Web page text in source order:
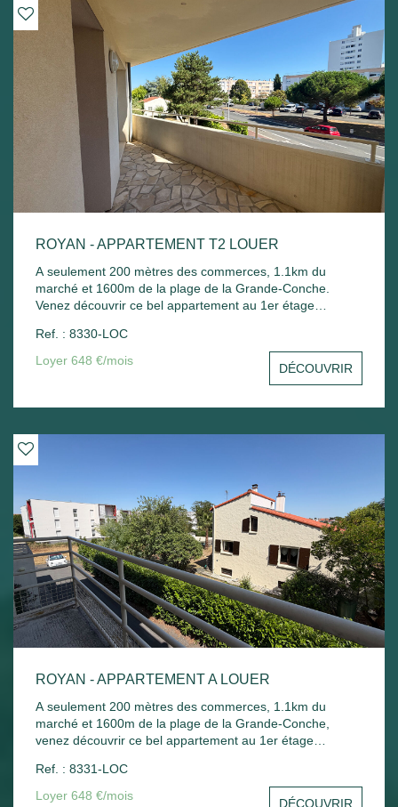
ROYAN - APPARTEMENT T2 LOUER
A seulement 200 mètres des commerces, 1.1km du
marché et 1600m de la plage de la Grande-Conche.
Venez découvrir ce bel appartement au 1er étage
cuisine, une chambre avec placard, une salle de bain
avec sèche serviette, un wc et un stationnement commun.
Chauffage électrique et ballon d'eau chaude électrique.
Ref. : 8330-LOC
Loyer 648 €/mois
DÉCOUVRIR
ROYAN - APPARTEMENT A LOUER
A seulement 200 mètres des commerces, 1.1km du
marché et 1600m de la plage de la Grande-Conche,
venez découvrir ce bel appartement au 1er étage
chambre, un balcon donnant sur le séjour et la chambre,
une salle de bain, un wc et un stationnement commun.
Ref. : 8331-LOC
Loyer 648 €/mois
DÉCOUVRIR